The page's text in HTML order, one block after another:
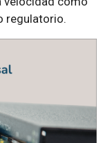
regulatorio.